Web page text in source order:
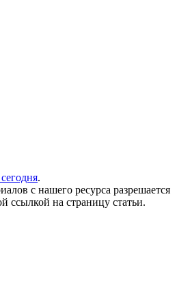
.
с нашего ресурса разрешается
ссылкой на страницу статьи.